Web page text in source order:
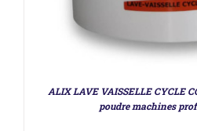
ALIX LAVE VAISSELLE CYCLE
poudre machines